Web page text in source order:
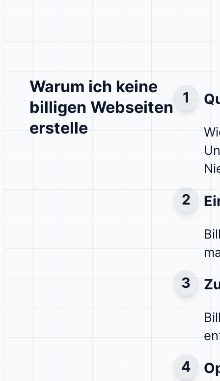
Warum ich keine
billigen Webseiten
erstelle